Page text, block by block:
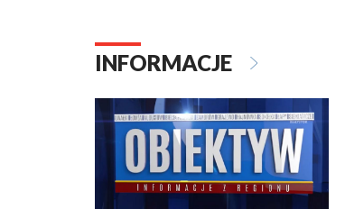
INFORMACJE